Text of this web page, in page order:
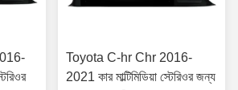
Toyota C-hr Chr 2016-
2021 কার মাল্টিমিডিয়া স্টেরিওর জন্য